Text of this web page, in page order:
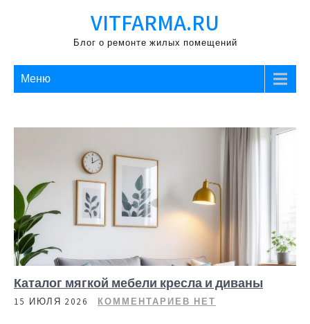
VITFARMA.RU
Блог о ремонте жилых помещений
Меню
Каталог мягкой мебели кресла и диваны
15 ИЮЛЯ 2026 КОММЕНТАРИЕВ НЕТ